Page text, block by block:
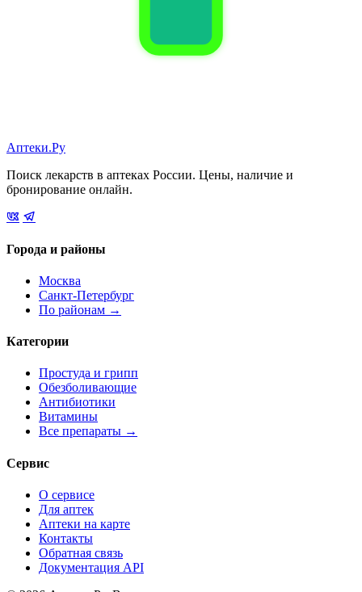
Аптеки.Ру
Поиск лекарств в аптеках России. Цены, наличие и
бронирование онлайн.
Города и районы
Москва
Санкт-Петербург
По районам →
Категории
Простуда и грипп
Обезболивающие
Антибиотики
Витамины
Все препараты →
Сервис
О сервисе
Для аптек
Аптеки на карте
Контакты
Обратная связь
Документация API